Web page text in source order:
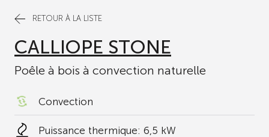
RETOUR À LA LISTE
CALLIOPE STONE
Poêle à bois à convection naturelle
Convection
Puissance thermique: 6,5 kW